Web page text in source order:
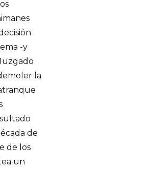
-y
la
de
de los
un